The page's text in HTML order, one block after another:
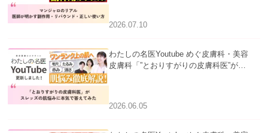
い使い方」を公開いたしました。
2026.07.10
わたしの名医Youtube めぐ皮膚科・美容
皮膚科「”とおりすがりの皮膚科医”がス
公開いたしました。
2026.06.05